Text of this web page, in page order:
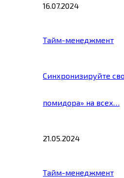
16.07.2024
Тайм-менеджмент
Синхронизируйте
помидора» на всех…
21.05.2024
Тайм-менеджмент